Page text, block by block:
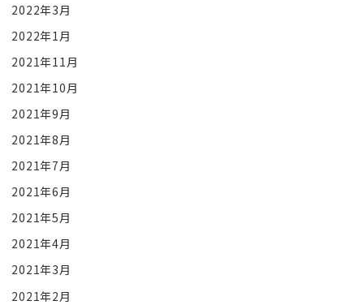
2022年3月
2022年1月
2021年11月
2021年10月
2021年9月
2021年8月
2021年7月
2021年6月
2021年5月
2021年4月
2021年3月
2021年2月